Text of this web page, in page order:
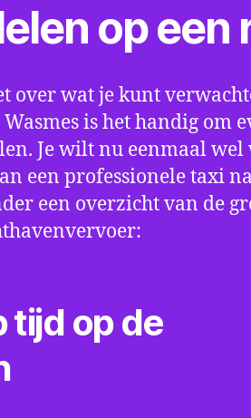
op een
over wat je kunt
is het handig om
Je wilt nu eenmaal wel
een professionele taxi
een overzicht van de
tijd op de